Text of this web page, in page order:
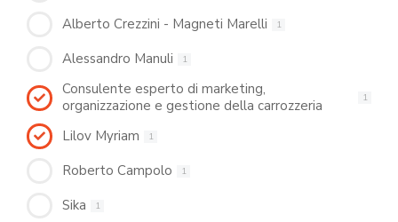
Alberto Crezzini - Magneti Marelli 1
Alessandro Manuli 1
Consulente esperto di marketing,
organizzazione e gestione della carrozzeria
1
Lilov Myriam 1
Roberto Campolo 1
Sika 1